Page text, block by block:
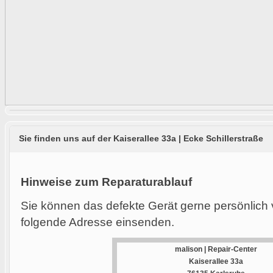
Sie finden uns auf der Kaiserallee 33a | Ecke Schillerstraße
Hinweise zum Reparaturablauf
Sie können das defekte Gerät gerne
folgende Adresse einsenden.
malison | Repair-Center
Kaiserallee 33a